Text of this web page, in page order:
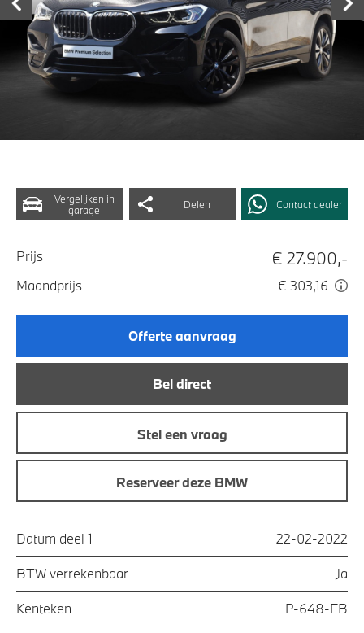
Vergelijken in
garage
Delen Contact dealer
Prijs € 27.900,-
Maandprijs € 303,16
Offerte aanvraag
Bel direct
Stel een vraag
Reserveer deze BMW
Datum deel 1 22-02-2022
BTW verrekenbaar Ja
Kenteken P-648-FB